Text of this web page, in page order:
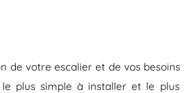
votre escalier et de vos
plus simple à installer et le plus